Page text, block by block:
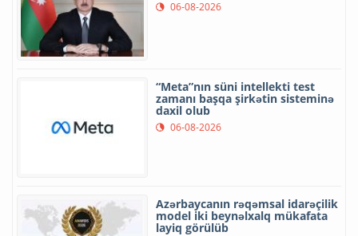
06-08-2026
“Meta”nın süni intellekti test
zamanı başqa şirkətin sisteminə
daxil olub
06-08-2026
Azərbaycanın rəqəmsal idarəçilik
model iki beynəlxalq mükafata
layiq görülüb